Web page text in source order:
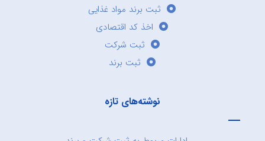
ثبت برند مواد غذایی
اخذ کد اقتصادی
ثبت شرکت
ثبت برند
نوشته‌های تازه